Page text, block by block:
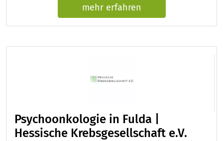
mehr erfahren
Psychoonkologie in Fulda |
Hessische Krebsgesellschaft e.V.